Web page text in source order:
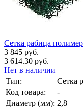
Сетка рабица
3 845 руб.
3 614.30 руб.
Нет в наличии
Тип:
Сетка
Код товара:
-
Диаметр (мм): 2,8